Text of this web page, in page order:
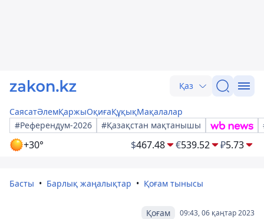
Қаз
СаясатӘлемҚаржыОқиғаҚұқықМақалалар
#Референдум-2026
#Қазақстан мақтанышы
+30° $467.48 €539.52 ₽5.73
Басты Барлық жаңалықтар Қоғам тынысы
09:43, 06 қаңтар 2023
Қоғам